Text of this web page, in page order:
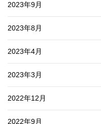
2023年9月
2023年8月
2023年4月
2023年3月
2022年12月
2022年9月